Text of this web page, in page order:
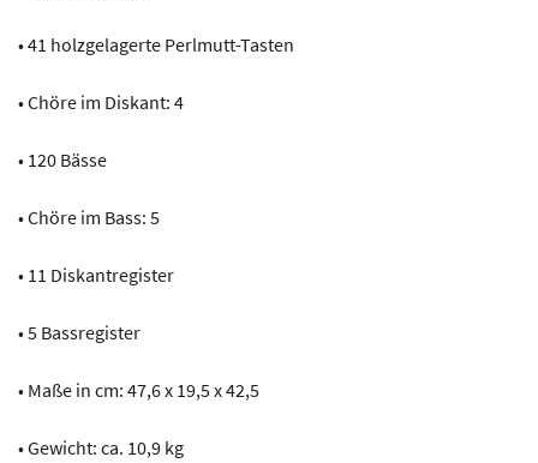
• 41 holzgelagerte Perlmutt-Tasten
• Chöre im Diskant: 4
• 120 Bässe
• Chöre im Bass: 5
• 11 Diskantregister
• 5 Bassregister
• Maße in cm: 47,6 x 19,5 x 42,5
• Gewicht: ca. 10,9 kg